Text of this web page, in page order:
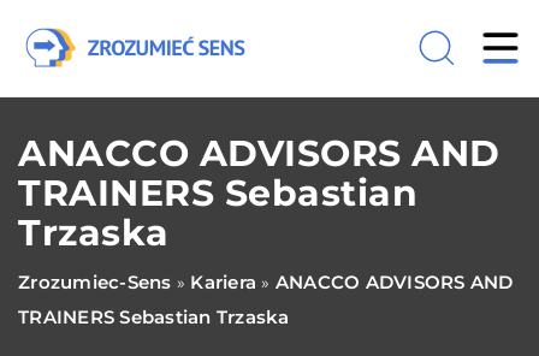
ANACCO ADVISORS AND
TRAINERS Sebastian
Trzaska
Zrozumiec-Sens » Kariera » ANACCO ADVISORS AND
TRAINERS Sebastian Trzaska